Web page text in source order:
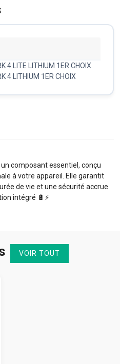
4 LITE LITHIUM 1ER CHOIX
4 LITHIUM 1ER CHOIX
un composant essentiel, conçu
à votre appareil. Elle garantit
de vie et une sécurité accrue
intégré 🔋⚡️
VOIR TOUT